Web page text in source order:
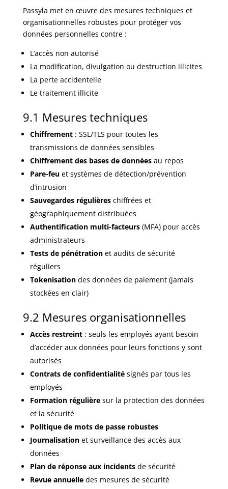
Passyla met en œuvre des mesures techniques et
organisationnelles robustes pour protéger vos
données personnelles contre :
L’accès non autorisé
La modification, divulgation ou destruction illicites
La perte accidentelle
Le traitement illicite
9.1 Mesures techniques
Chiffrement: SSL/TLS pour toutes les
transmissions de données sensibles
Chiffrement des bases de donnéesau repos
Pare-feuet systèmes de détection/prévention
d’intrusion
Sauvegardes régulièreschiffrées et
géographiquement distribuées
Authentification multi-facteurs(MFA) pour accès
administrateurs
Tests de pénétrationet audits de sécurité
réguliers
Tokenisationdes données de paiement (jamais
stockées en clair)
9.2 Mesures organisationnelles
Accès restreint: seuls les employés ayant besoin
d’accéder aux données pour leurs fonctions y sont
autorisés
Contrats de confidentialitésignés par tous les
employés
Formation régulièresur la protection des données
et la sécurité
Politique de mots de passe robustes
Journalisationet surveillance des accès aux
données
Plan de réponse aux incidentsde sécurité
Revue annuelledes mesures de sécurité